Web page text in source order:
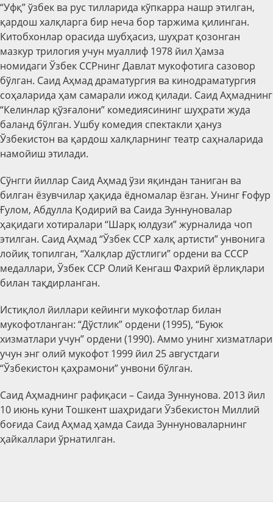
“Уфқ” ўзбек ва рус тилларида кўпкарра нашр этилган,
қардош халқларга бир неча бор таржима қилинган.
Китобхонлар орасида шубҳасиз, шуҳрат қозонган
мазкур трилогия учун муаллиф 1978 йил Ҳамза
номидаги Ўзбек ССРнинг Давлат мукофотига сазовор
бўлган. Саид Аҳмад драматургия ва кинодраматургия
соҳаларида ҳам самарали ижод қилади. Саид Аҳмаднинг
“Келинлар қўзғалони” комедиясининг шуҳрати жуда
баланд бўлган. Ушбу комедия спектакли ҳануз
Ўзбекистон ва қардош халқларнинг театр саҳналарида
намойиш этилади.
Сўнгги йиллар Саид Аҳмад ўзи яқиндан таниган ва
билган ёзувчилар ҳақида ёдномалар ёзган. Унинг Ғофур
Ғулом, Абдулла Қодирий ва Саида Зуннуновалар
ҳақидаги хотиралари “Шарқ юлдузи” журналида чоп
этилган. Саид Аҳмад “Ўзбек ССР халқ артисти” унвонига
лойиқ топилган, “Халқлар дўстлиги” ордени ва СССР
медаллари, Ўзбек ССР Олий Кенгаш Фахрий ёрлиқлари
билан тақдирланган.
Истиқлол йиллари кейинги мукофотлар билан
мукофотланган: “Дўстлик” ордени (1995), “Буюк
хизматлари учун” ордени (1990). Аммо унинг хизматлари
учун энг олий мукофот 1999 йил 25 августдаги
“Ўзбекистон қаҳрамони” унвони бўлган.
Саид Аҳмаднинг рафиқаси – Саида Зуннунова. 2013 йил
10 июнь куни Тошкент шаҳридаги Ўзбекистон Миллий
боғида Саид Аҳмад ҳамда Саида Зуннуноваларнинг
ҳайкаллари ўрнатилган.